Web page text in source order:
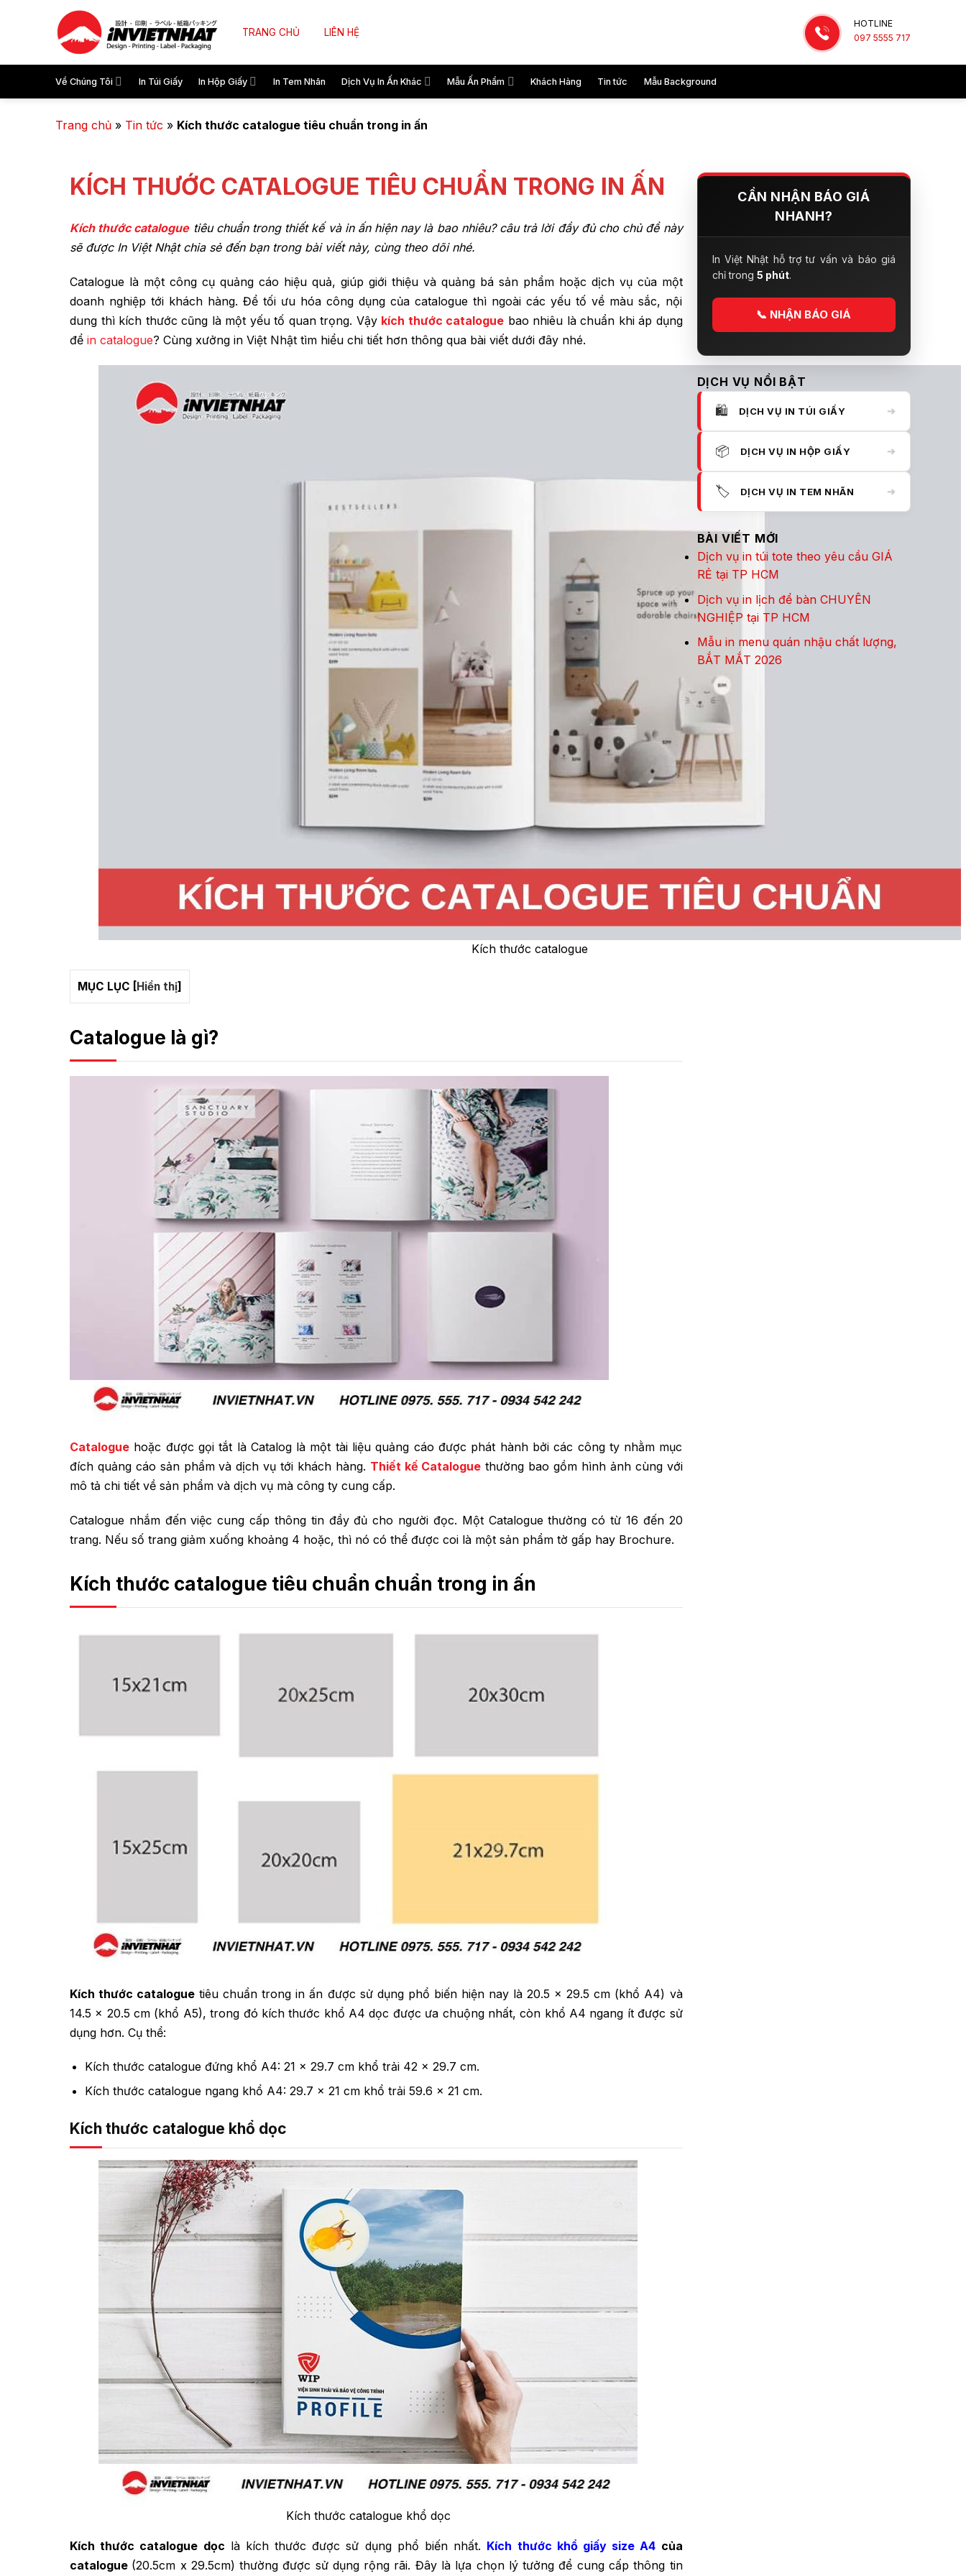
TRANG CHỦ LIÊN HỆ
HOTLINE
097 5555 717
Về Chúng Tôi In Túi Giấy In Hộp Giấy In Tem Nhãn Dịch Vụ In Ấn Khác Mẫu Ấn Phẩm Khách Hàng Tin tức Mẫu Background
Trang chủ » Tin tức » Kích thước catalogue tiêu chuẩn trong in ấn
KÍCH THƯỚC CATALOGUE TIÊU CHUẨN TRONG IN ẤN
Kích thước cataloguetiêu chuẩn trong thiết kế và in ấn hiện nay là bao nhiêu? câu trả lời đầy đủ cho chủ đề này
sẽ được In Việt Nhật chia sẻ đến bạn trong bài viết này, cùng theo dõi nhé.
Catalogue là một công cụ quảng cáo hiệu quả, giúp giới thiệu và quảng bá sản phẩm hoặc dịch vụ của một
doanh nghiệp tới khách hàng. Để tối ưu hóa công dụng của catalogue thì ngoài các yếu tố về màu sắc, nội
dung thì kích thước cũng là một yếu tố quan trọng. Vậy kích thước catalogue bao nhiêu là chuẩn khi áp dụng
để in catalogue? Cùng xưởng in Việt Nhật tìm hiểu chi tiết hơn thông qua bài viết dưới đây nhé.
Kích thước catalogue
MỤC LỤC [Hiển thị]
Catalogue là gì?
Catalogue hoặc được gọi tắt là Catalog là một tài liệu quảng cáo được phát hành bởi các công ty nhằm mục
đích quảng cáo sản phẩm và dịch vụ tới khách hàng. Thiết kế Catalogue thường bao gồm hình ảnh cùng với
mô tả chi tiết về sản phẩm và dịch vụ mà công ty cung cấp.
Catalogue nhắm đến việc cung cấp thông tin đầy đủ cho người đọc. Một Catalogue thường có từ 16 đến 20
trang. Nếu số trang giảm xuống khoảng 4 hoặc, thì nó có thể được coi là một sản phẩm tờ gấp hay Brochure.
Kích thước catalogue tiêu chuẩn chuẩn trong in ấn
Kích thước catalogue tiêu chuẩn trong in ấn được sử dụng phổ biến hiện nay là 20.5 x 29.5 cm (khổ A4) và
14.5 x 20.5 cm (khổ A5), trong đó kích thước khổ A4 dọc được ưa chuộng nhất, còn khổ A4 ngang ít được sử
dụng hơn. Cụ thể:
Kích thước catalogue đứng khổ A4: 21 x 29.7 cm khổ trải 42 x 29.7 cm.
Kích thước catalogue ngang khổ A4: 29.7 x 21 cm khổ trải 59.6 x 21 cm.
Kích thước catalogue khổ dọc
Kích thước catalogue khổ dọc
Kích thước catalogue dọc là kích thước được sử dụng phổ biến nhất. Kích thước khổ giấy size A4 của
catalogue (20.5cm x 29.5cm) thường được sử dụng rộng rãi. Đây là lựa chọn lý tưởng để cung cấp thông tin
CẦN NHẬN BÁO GIÁ
NHANH?
In Việt Nhật hỗ trợ tư vấn và báo giá
chỉ trong 5 phút.
📞 NHẬN BÁO GIÁ
DỊCH VỤ NỔI BẬT
🛍️ DỊCH VỤ IN TÚI GIẤY ➔
📦 DỊCH VỤ IN HỘP GIẤY ➔
🏷️ DỊCH VỤ IN TEM NHÃN ➔
BÀI VIẾT MỚI
Dịch vụ in túi tote theo yêu cầu GIÁ
RẺ tại TP HCM
Dịch vụ in lịch để bàn CHUYÊN
NGHIỆP tại TP HCM
Mẫu in menu quán nhậu chất lượng,
BẮT MẮT 2026